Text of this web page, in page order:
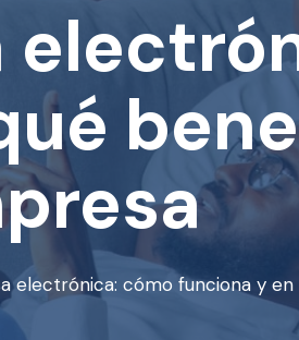
electrónica: cómo funciona y